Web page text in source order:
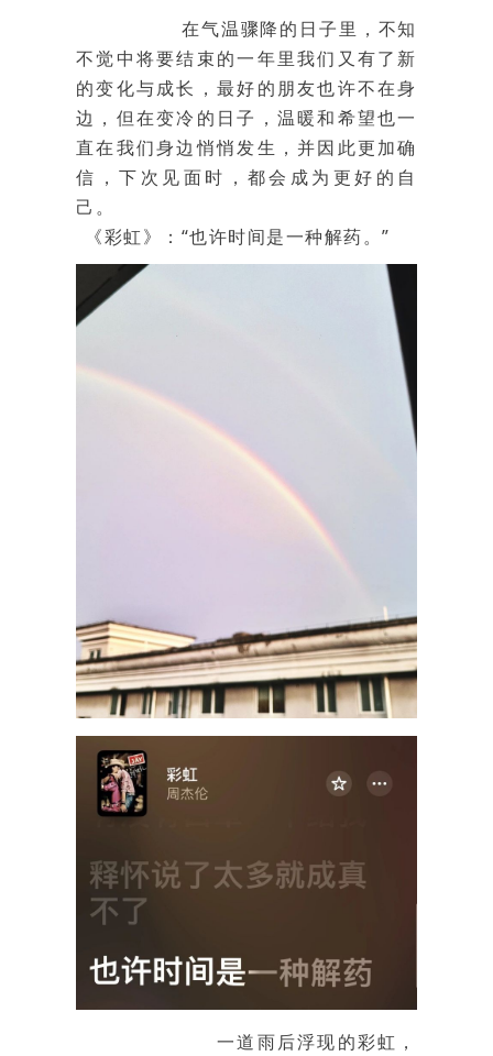
在气温骤降的日子里，不知
不觉中将要结束的一年里我们又有了新
的变化与成长，最好的朋友也许不在身
边，但在变冷的日子，温暖和希望也一
直在我们身边悄悄发生，并因此更加确
信，下次见面时，都会成为更好的自
己。
《彩虹》：“也许时间是一种解药。”
一道雨后浮现的彩虹，